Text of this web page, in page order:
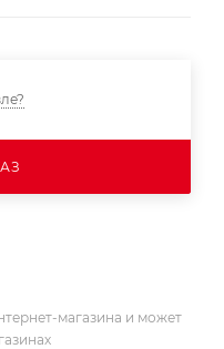
магазина и может